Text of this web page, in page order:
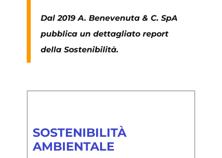
Dal 2019 A. Benevenuta & C. SpA
pubblica un dettagliato report
della Sostenibilità.
SOSTENIBILITÀ
AMBIENTALE